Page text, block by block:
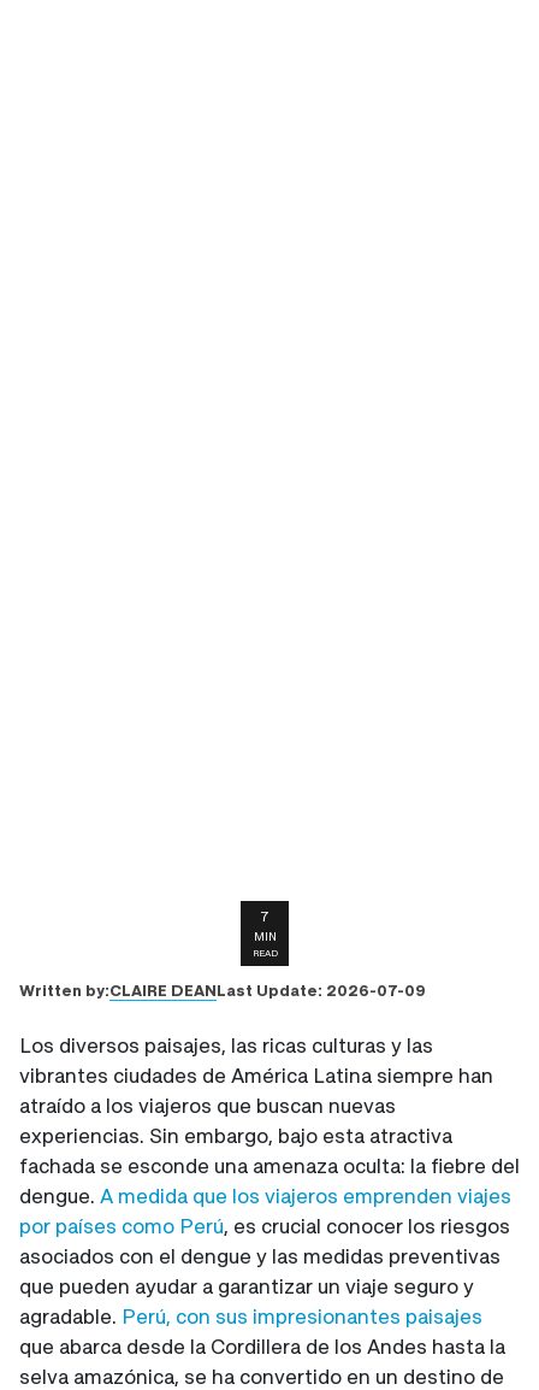
7
MIN
READ
Written by:CLAIRE DEANLast Update: 2026-07-09
Los diversos paisajes, las ricas culturas y las
vibrantes ciudades de América Latina siempre han
atraído a los viajeros que buscan nuevas
experiencias. Sin embargo, bajo esta atractiva
fachada se esconde una amenaza oculta: la fiebre del
dengue. A medida que los viajeros emprenden viajes
por países como Perú, es crucial conocer los riesgos
asociados con el dengue y las medidas preventivas
que pueden ayudar a garantizar un viaje seguro y
agradable. Perú, con sus impresionantes paisajes
que abarca desde la Cordillera de los Andes hasta la
selva amazónica, se ha convertido en un destino de